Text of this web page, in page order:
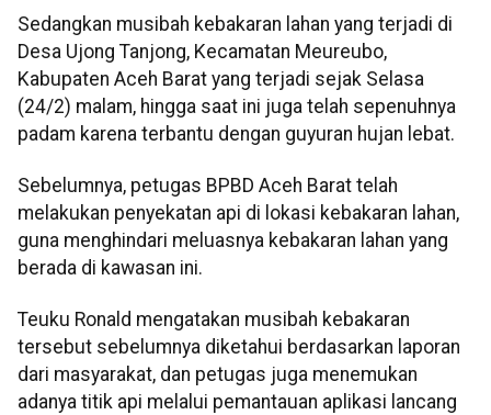
Sedangkan musibah kebakaran lahan yang terjadi di
Desa Ujong Tanjong, Kecamatan Meureubo,
Kabupaten Aceh Barat yang terjadi sejak Selasa
(24/2) malam, hingga saat ini juga telah sepenuhnya
padam karena terbantu dengan guyuran hujan lebat.
Sebelumnya, petugas BPBD Aceh Barat telah
melakukan penyekatan api di lokasi kebakaran lahan,
guna menghindari meluasnya kebakaran lahan yang
berada di kawasan ini.
Teuku Ronald mengatakan musibah kebakaran
tersebut sebelumnya diketahui berdasarkan laporan
dari masyarakat, dan petugas juga menemukan
adanya titik api melalui pemantauan aplikasi lancang